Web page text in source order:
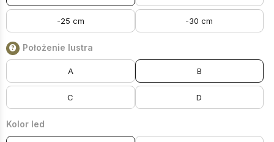
-25 cm -30 cm
Położenie lustra
A B
C D
Kolor led